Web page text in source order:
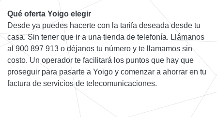
Qué oferta Yoigo elegir
Desde ya puedes hacerte con la tarifa deseada desde tu
casa. Sin tener que ir a una tienda de telefonía. Llámanos
al 900 897 913 o déjanos tu número y te llamamos sin
costo. Un operador te facilitará los puntos que hay que
proseguir para pasarte a Yoigo y comenzar a ahorrar en tu
factura de servicios de telecomunicaciones.